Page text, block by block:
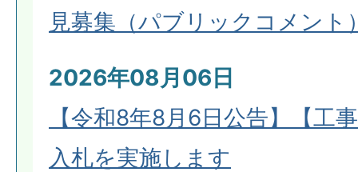
見募集（パブリックコメント
2026年08月06日
【令和8年8月6日公告】【工
入札を実施します